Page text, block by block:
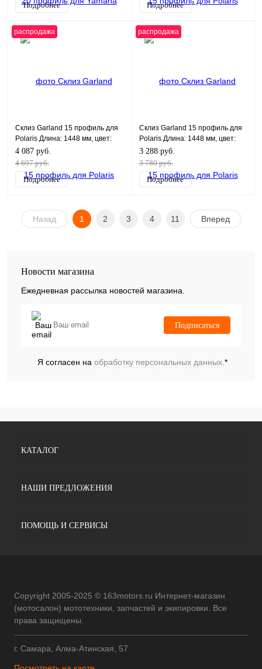
Подробнее
Подробнее
распродажа
Склиз Garland 15 профиль для
Polaris Длина: 1448 мм, цвет:
графитовый
4 087 руб.
4 697 руб.
Подробнее
распродажа
Склиз Garland 15 профиль для
Polaris Длина: 1448 мм, цвет:
белый
3 288 руб.
3 780 руб.
Подробнее
Назад 1 2 3 4 11 Вперед
Новости магазина
Ежедневная рассылка новостей магазина.
Подписаться
Я согласен на обработку персональных данных.*
КАТАЛОГ
НАШИ ПРЕДЛОЖЕНИЯ
ПОМОЩЬ И СЕРВИСЫ
Copyright 2005-2025 © 163motors.ru Интернет-магазин
(мотосалон) мототехники, запчастей и экипировки. Все
права защищены.
г. Самара, Алма-Атинская, 57